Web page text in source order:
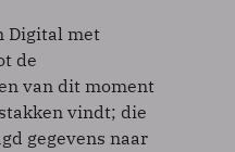
Digital met
de
van dit moment
vindt; die
gegevens naar